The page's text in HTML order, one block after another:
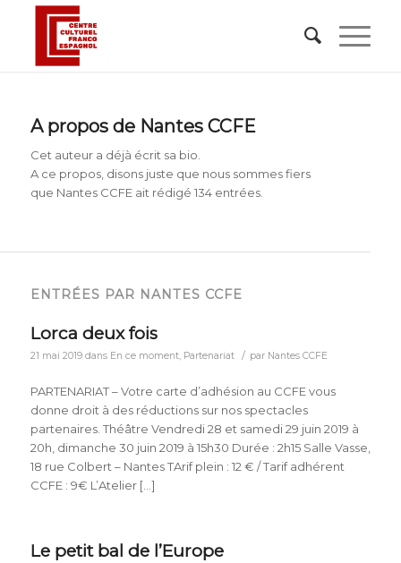
A propos de Nantes CCFE
Cet auteur a déjà écrit sa bio.
A ce propos, disons juste que nous sommes fiers
que Nantes CCFEait rédigé 134 entrées.
ENTRÉES PAR NANTES CCFE
Lorca deux fois
21 mai 2019 dans En ce moment, Partenariat / par Nantes CCFE
PARTENARIAT – Votre carte d’adhésion au CCFE vous
donne droit à des réductions sur nos spectacles
partenaires. Théâtre Vendredi 28 et samedi 29 juin 2019 à
20h, dimanche 30 juin 2019 à 15h30 Durée : 2h15 Salle Vasse,
18 rue Colbert – Nantes TArif plein : 12 € / Tarif adhérent
CCFE : 9€ L’Atelier […]
Le petit bal de l’Europe